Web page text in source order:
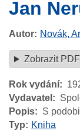
Jan
Autor Novák,
Zobrazit PDF
Rok vydání
Vydavatel
Popis
S
Typ
Kniha